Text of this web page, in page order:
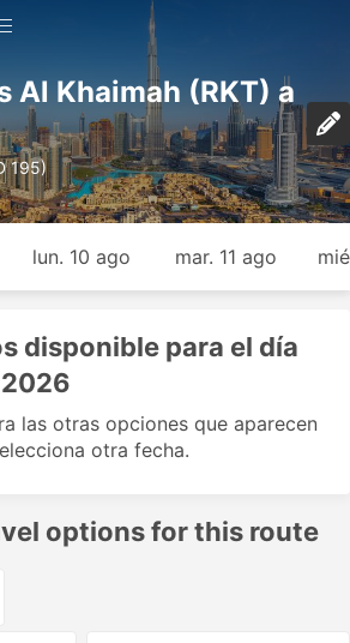
Al Khaimah (RKT) a
195)
lun. 10 ago mar. 11 ago
disponible para el día
las otras opciones que aparecen
otra fecha.
options for this route